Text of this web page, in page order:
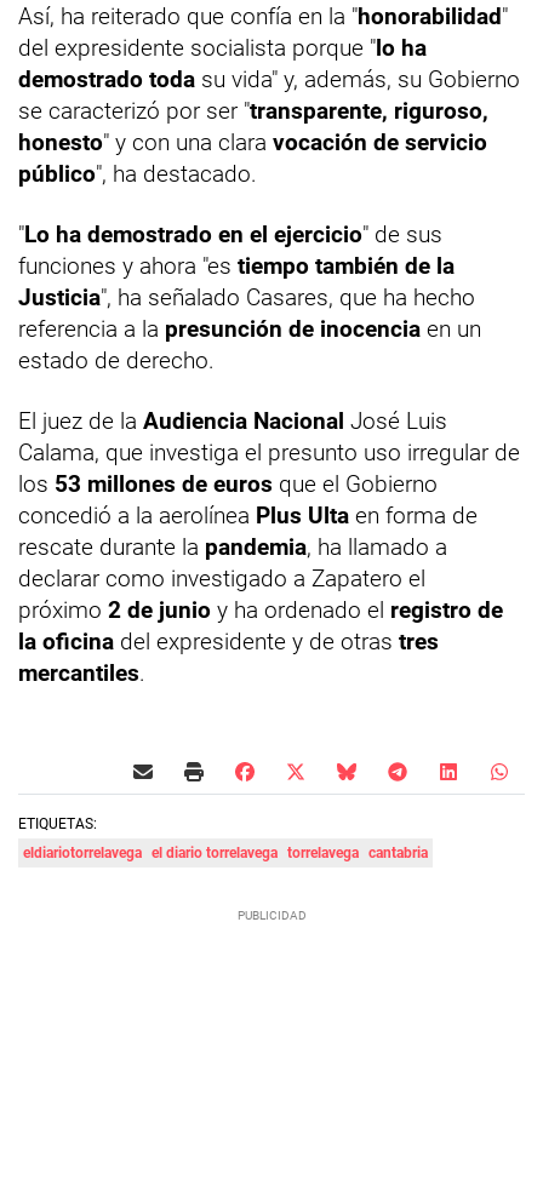
Así, ha reiterado que confía en la "honorabilidad"
del expresidente socialista porque "lo ha
demostrado toda su vida" y, además, su Gobierno
se caracterizó por ser "transparente, riguroso,
honesto" y con una clara vocación de servicio
público", ha destacado.
"Lo ha demostrado en el ejercicio" de sus
funciones y ahora "es tiempo también de la
Justicia", ha señalado Casares, que ha hecho
referencia a la presunción de inocencia en un
estado de derecho.
El juez de la Audiencia Nacional José Luis
Calama, que investiga el presunto uso irregular de
los 53 millones de euros que el Gobierno
concedió a la aerolínea Plus Ulta en forma de
rescate durante la pandemia, ha llamado a
declarar como investigado a Zapatero el
próximo 2 de junio y ha ordenado el registro de
la oficina del expresidente y de otras tres
mercantiles.
ETIQUETAS:
eldiariotorrelavega el diario torrelavega torrelavega cantabria